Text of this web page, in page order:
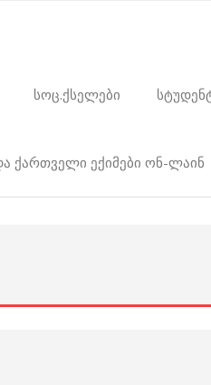
სოც.ქსელები
ქართველი ექიმები ონ-ლაინ